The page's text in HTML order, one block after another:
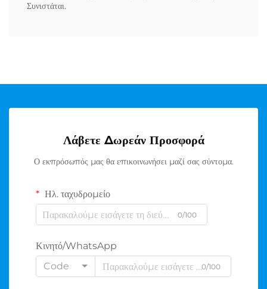
Συνιστάται.
Λάβετε Δωρεάν Προσφορά
Ο εκπρόσωπός μας θα επικοινωνήσει μαζί σας σύντομα.
Ηλ. ταχυδρομείο
0/100
Κινητό/WhatsApp
Code
0/100